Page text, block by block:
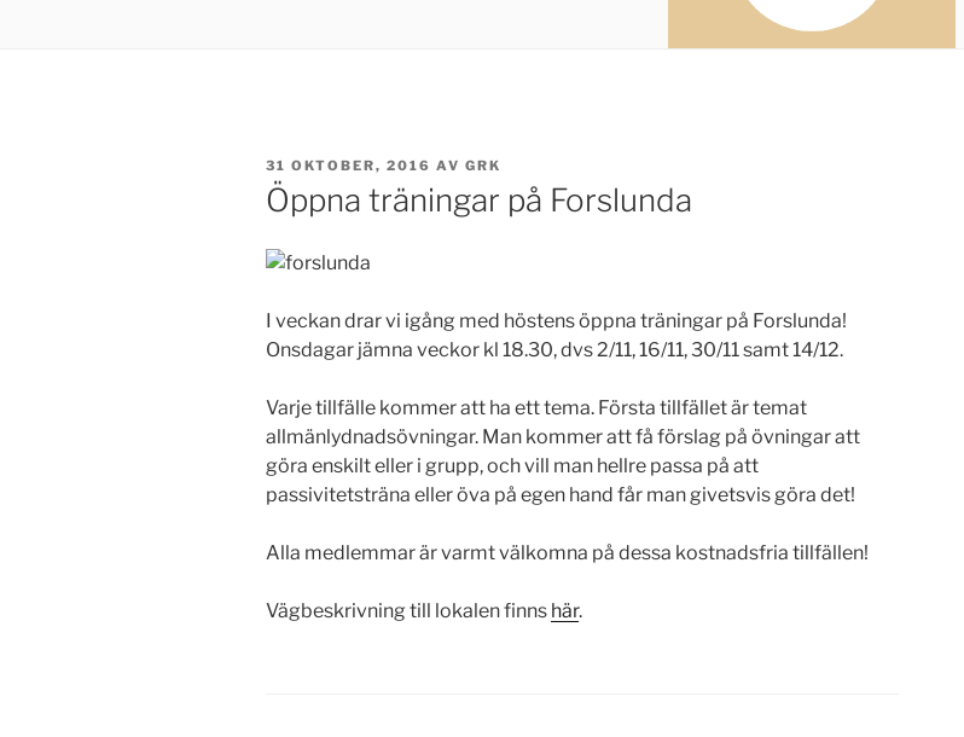
PUBLICERAT
31 OKTOBER, 2016 AV GRK
Öppna träningar på Forslunda
I veckan drar vi igång med höstens öppna träningar på Forslunda!
Onsdagar jämna veckor kl 18.30, dvs 2/11, 16/11, 30/11 samt 14/12.
Varje tillfälle kommer att ha ett tema. Första tillfället är temat
allmänlydnadsövningar. Man kommer att få förslag på övningar att
göra enskilt eller i grupp, och vill man hellre passa på att
passivitetsträna eller öva på egen hand får man givetsvis göra det!
Alla medlemmar är varmt välkomna på dessa kostnadsfria tillfällen!
Vägbeskrivning till lokalen finns här.